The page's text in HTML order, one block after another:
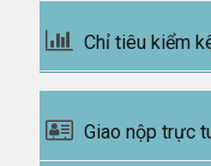
Chỉ tiêu kiểm
Giao nộp trực